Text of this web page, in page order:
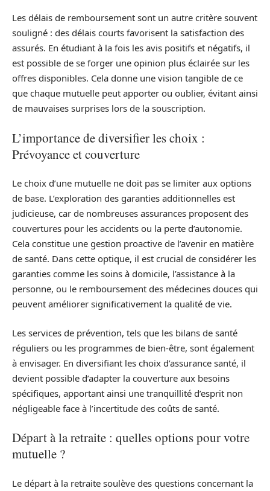
Les délais de remboursement sont un autre critère souvent
souligné : des délais courts favorisent la satisfaction des
assurés. En étudiant à la fois les avis positifs et négatifs, il
est possible de se forger une opinion plus éclairée sur les
offres disponibles. Cela donne une vision tangible de ce
que chaque mutuelle peut apporter ou oublier, évitant ainsi
de mauvaises surprises lors de la souscription.
L’importance de diversifier les choix :
Prévoyance et couverture
Le choix d’une mutuelle ne doit pas se limiter aux options
de base. L’exploration des garanties additionnelles est
judicieuse, car de nombreuses assurances proposent des
couvertures pour les accidents ou la perte d’autonomie.
Cela constitue une gestion proactive de l’avenir en matière
de santé. Dans cette optique, il est crucial de considérer les
garanties comme les soins à domicile, l’assistance à la
personne, ou le remboursement des médecines douces qui
peuvent améliorer significativement la qualité de vie.
Les services de prévention, tels que les bilans de santé
réguliers ou les programmes de bien-être, sont également
à envisager. En diversifiant les choix d’assurance santé, il
devient possible d’adapter la couverture aux besoins
spécifiques, apportant ainsi une tranquillité d’esprit non
négligeable face à l’incertitude des coûts de santé.
Départ à la retraite : quelles options pour votre
mutuelle ?
Le départ à la retraite soulève des questions concernant la